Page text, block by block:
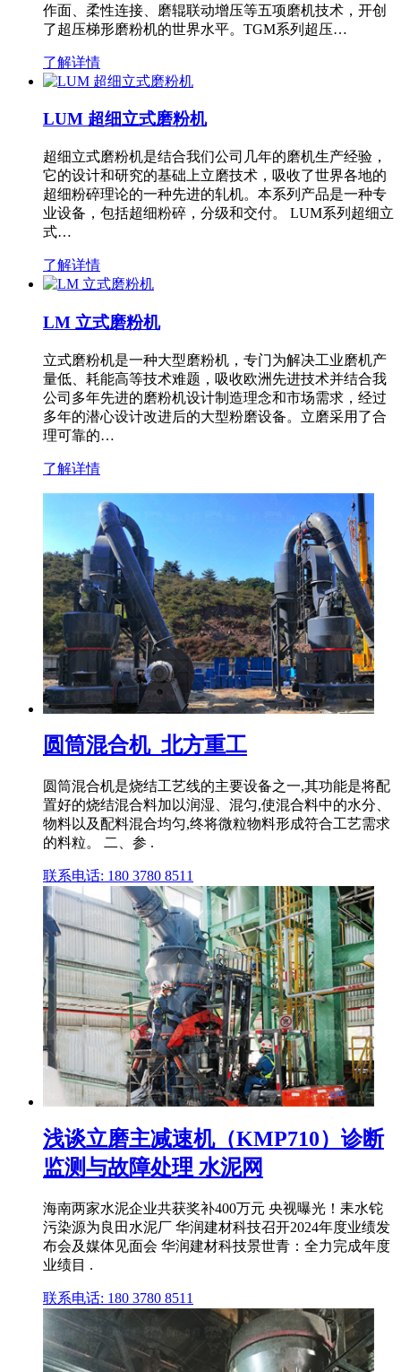
作面、柔性连接、磨辊联动增压等五项磨机技术，开创
了超压梯形磨粉机的世界水平。TGM系列超压…
了解详情
LUM 超细立式磨粉机
超细立式磨粉机是结合我们公司几年的磨机生产经验，
它的设计和研究的基础上立磨技术，吸收了世界各地的
超细粉碎理论的一种先进的轧机。本系列产品是一种专
业设备，包括超细粉碎，分级和交付。 LUM系列超细立
式…
了解详情
LM 立式磨粉机
立式磨粉机是一种大型磨粉机，专门为解决工业磨机产
量低、耗能高等技术难题，吸收欧洲先进技术并结合我
公司多年先进的磨粉机设计制造理念和市场需求，经过
多年的潜心设计改进后的大型粉磨设备。立磨采用了合
理可靠的…
了解详情
圆筒混合机_北方重工
圆筒混合机是烧结工艺线的主要设备之一,其功能是将配
置好的烧结混合料加以润湿、混匀,使混合料中的水分、
物料以及配料混合均匀,终将微粒物料形成符合工艺需求
的料粒。 二、参 .
联系电话: 180 3780 8511
浅谈立磨主减速机（KMP710）诊断
监测与故障处理 水泥网
海南两家水泥企业共获奖补400万元 央视曝光！耒水铊
污染源为良田水泥厂 华润建材科技召开2024年度业绩发
布会及媒体见面会 华润建材科技景世青：全力完成年度
业绩目 .
联系电话: 180 3780 8511